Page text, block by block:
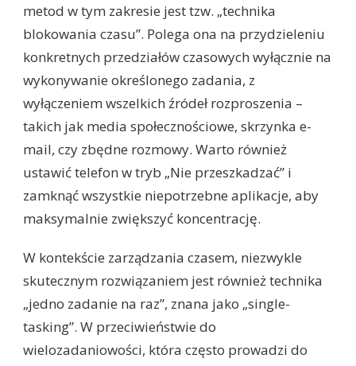
metod w tym zakresie jest tzw. „technika
blokowania czasu”. Polega ona na przydzieleniu
konkretnych przedziałów czasowych wyłącznie na
wykonywanie określonego zadania, z
wyłączeniem wszelkich źródeł rozproszenia –
takich jak media społecznościowe, skrzynka e-
mail, czy zbędne rozmowy. Warto również
ustawić telefon w tryb „Nie przeszkadzać” i
zamknąć wszystkie niepotrzebne aplikacje, aby
maksymalnie zwiększyć koncentrację.
W kontekście zarządzania czasem, niezwykle
skutecznym rozwiązaniem jest również technika
„jedno zadanie na raz”, znana jako „single-
tasking”. W przeciwieństwie do
wielozadaniowości, która często prowadzi do